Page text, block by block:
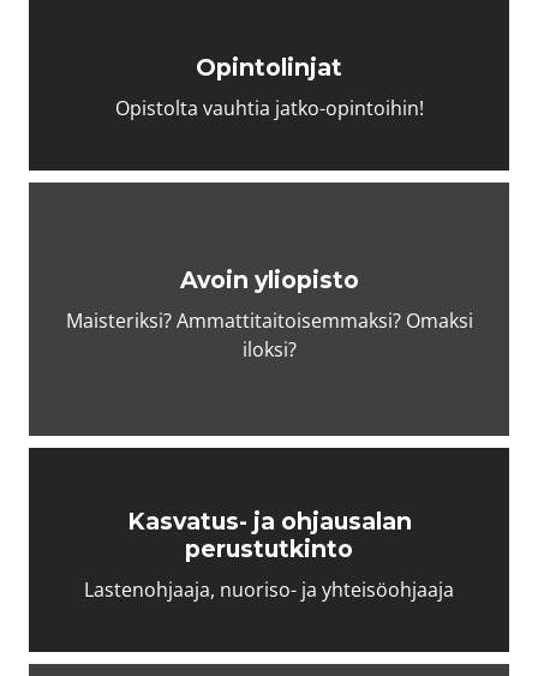
Opintolinjat
Opistolta vauhtia jatko-opintoihin!
Avoin yliopisto
Maisteriksi? Ammattitaitoisemmaksi? Omaksi
iloksi?
Kasvatus- ja ohjausalan
perustutkinto
Lastenohjaaja, nuoriso- ja yhteisöohjaaja